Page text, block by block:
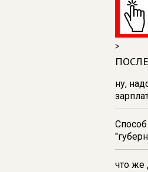
17:23
16:55
16:47В
>
ну,
что же